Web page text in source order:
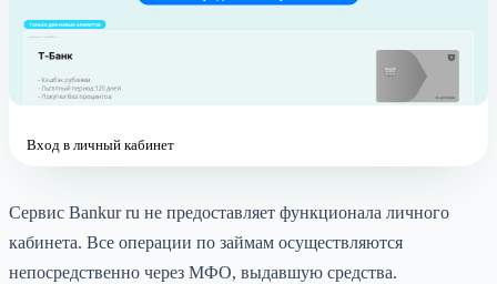
Вход в личный кабинет
Сервис Bankur ru не предоставляет функционала личного
кабинета. Все операции по займам осуществляются
непосредственно через МФО, выдавшую средства.